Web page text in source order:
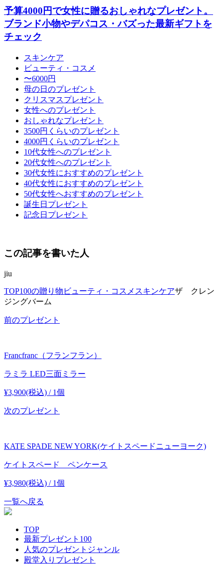
予算4000円で女性に贈るおしゃれなプレゼント。
ブランド小物やデパコス・バズった最新ギフトを
チェック
スキンケア
ビューティ・コスメ
〜6000円
母の日のプレゼント
クリスマスプレゼント
女性へのプレゼント
おしゃれなプレゼント
3500円くらいのプレゼント
4000円くらいのプレゼント
10代女性へのプレゼント
20代女性へのプレゼント
30代女性におすすめのプレゼント
40代女性におすすめのプレゼント
50代女性へおすすめのプレゼント
誕生日プレゼント
記念日プレゼント
この記事を書いた人
jiu
TOP100の贈り物 ビューティ・コスメ スキンケアザ クレン
ジングバーム
前のプレゼント
Francfranc（フランフラン）
ラミラ LED三面ミラー
¥3,900(税込) / 1個
次のプレゼント
KATE SPADE NEW YORK(ケイトスペードニューヨーク)
ケイトスペード ペンケース
¥3,980(税込) / 1個
一覧へ戻る
TOP
最新プレゼント100
人気のプレゼントジャンル
殿堂入りプレゼント